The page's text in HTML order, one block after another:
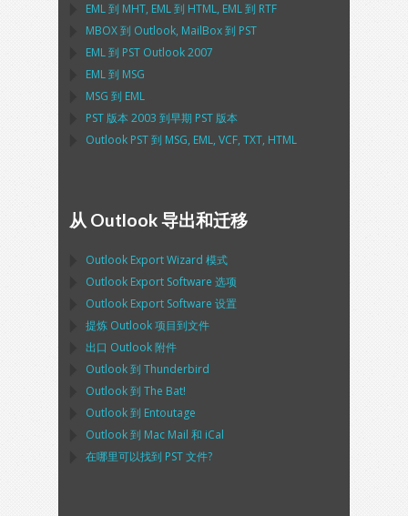
EML到 MHT, EML到 HTML, EML到 RTF
MBOX到 Outlook, MailBox到 PST
EML到 PST Outlook2007
EML到 MSG
MSG 到 EML
PST 版本 2003 到早期 PST 版本
Outlook PST到 MSG, EML, VCF, TXT, HTML
从 Outlook 导出和迁移
Outlook Export Wizard 模式
Outlook Export Software 选项
Outlook Export Software 设置
提炼 Outlook项目到文件
出口 Outlook附件
Outlook到 Thunderbird
Outlook到 The Bat!
Outlook到 Entoutage
Outlook到 Mac Mail 和 iCal
在哪里可以找到 PST文件?